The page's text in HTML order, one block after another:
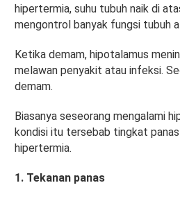
hipertermia, suhu tubuh naik di
mengontrol banyak fungsi tubuh
Ketika demam, hipotalamus
melawan penyakit atau infeksi.
demam.
Biasanya seseorang mengalami
kondisi itu tersebab tingkat
hipertermia.
1. Tekanan panas